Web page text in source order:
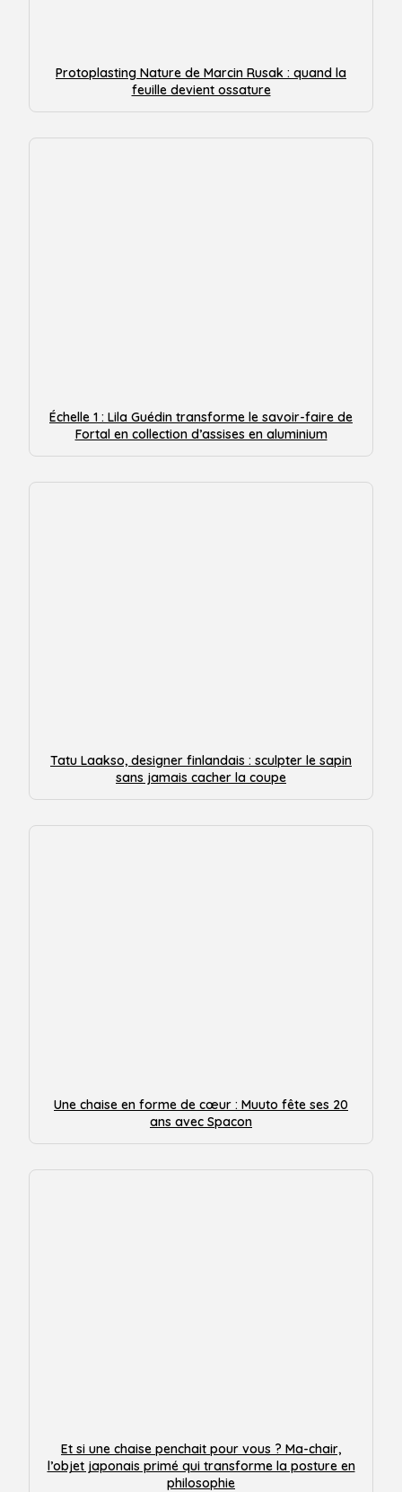
Protoplasting Nature de Marcin Rusak : quand la
feuille devient ossature
Échelle 1 : Lila Guédin transforme le savoir-faire de
Fortal en collection d’assises en aluminium
Tatu Laakso, designer finlandais : sculpter le sapin
sans jamais cacher la coupe
Une chaise en forme de cœur : Muuto fête ses 20
ans avec Spacon
Et si une chaise penchait pour vous ? Ma-chair,
l’objet japonais primé qui transforme la posture en
philosophie